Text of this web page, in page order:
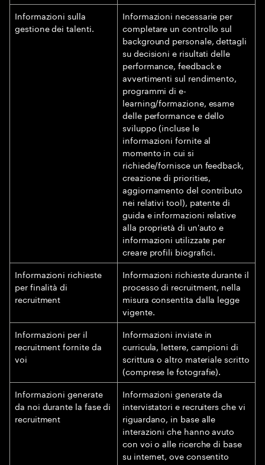
Informazioni sulla
gestione dei talenti.
Informazioni necessarie per
completare un controllo sul
background personale, dettagli
su decisioni e risultati delle
performance, feedback e
avvertimenti sul rendimento,
programmi di e-
learning/formazione, esame
delle performance e dello
sviluppo (incluse le
informazioni fornite al
momento in cui si
richiede/fornisce un feedback,
creazione di priorities,
aggiornamento del contributo
nei relativi tool), patente di
guida e informazioni relative
alla proprietà di un'auto e
informazioni utilizzate per
creare profili biografici.
Informazioni richieste
per finalità di
recruitment
Informazioni richieste durante il
processo di recruitment, nella
misura consentita dalla legge
vigente.
Informazioni per il
recruitment fornite da
voi
Informazioni inviate in
curricula, lettere, campioni di
scrittura o altro materiale scritto
(comprese le fotografie).
Informazioni generate
da noi durante la fase di
recruitment
Informazioni generate da
intervistatori e recruiters che vi
riguardano, in base alle
interazioni che hanno avuto
con voi o alle ricerche di base
su internet, ove consentito